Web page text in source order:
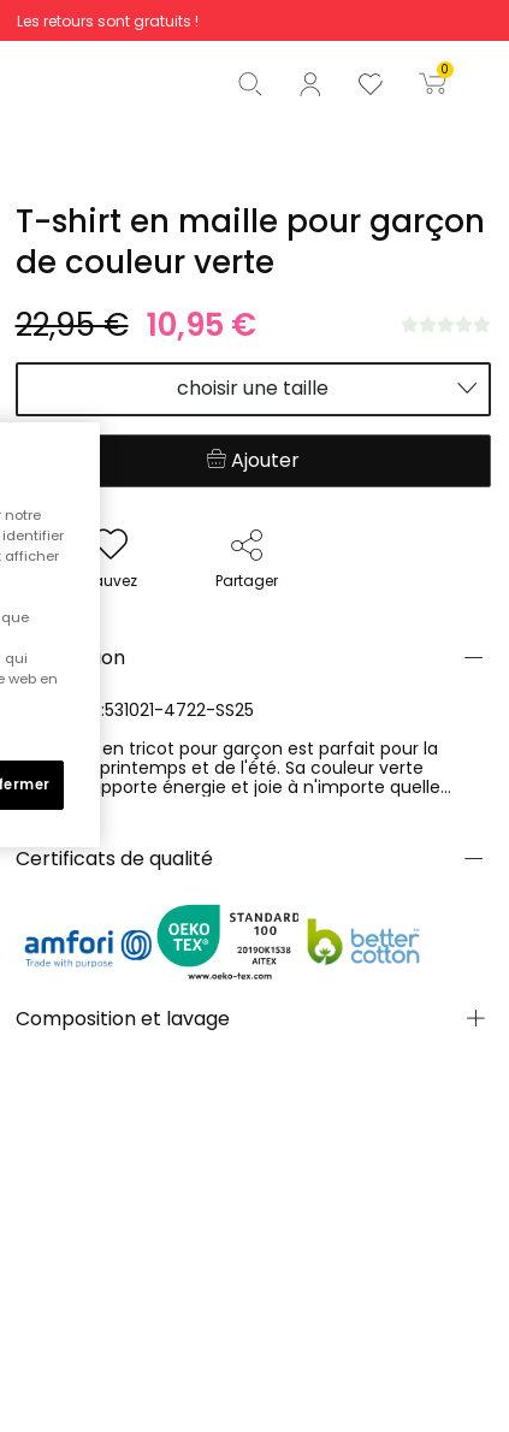
Les retours sont gratuits !
0
0,00 €
Commencer la commande
T-shirt en maille pour garçon
de couleur verte
22,95 € 10,95 €
choisir une taille
Ajouter
Sauvez Partager
Description
RÉFÉRENCE:531021-4722-SS25
Ce t-shirt en tricot pour garçon est parfait pour la
saison du printemps et de l'été. Sa couleur verte
vibrante apporte énergie et joie à n'importe quelle
tenue. Il est confectionné avec un tissu doux et léger,
design inclut un imprimé de texte et de palmiers, qui lui
donne une touche aventureuse. Il convient aux âges
être assorti avec des shorts ou des jeans pour un look
décontracté et amusant.
Certificats de qualité
Composition et lavage
notre
identifier
afficher
qui
web en